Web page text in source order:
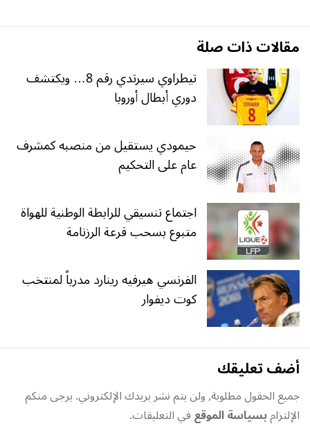
مقالات ذات صلة
تيطراوي سيرتدي رقم 8… ويكتشف
دوري أبطال أوروبا
حيمودي يستقيل من منصبه كمشرف
عام على التحكيم
اجتماع تنسيقي للرابطة الوطنية للهواة
متبوع بسحب قرعة الرزنامة
الفرنسي هيرفيه رينارد مدرباً لمنتخب
كوت ديفوار
أضف تعليقك
جميع الحقول مطلوبة, ولن يتم نشر بريدك الإلكتروني. يرجى منكم
الإلتزامبسياسة الموقعفي التعليقات.